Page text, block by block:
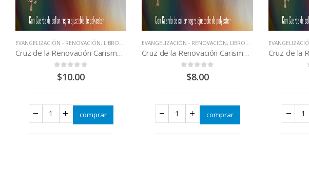
EVANGELIZACIÓN - RENOVACIÓN, LIBROS QUE CAMBIAN VIDAS
Cruz de la Renovación Carismática azul
out of 5
$10.00
comprar
EVANGELIZACIÓN - RENOVACIÓN, LIBROS QUE CAMBIAN VIDAS
Cruz de la Renovación Carismática morada
out of 5
$8.00
comprar